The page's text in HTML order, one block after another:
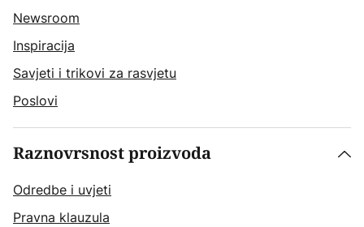
Newsroom
Inspiracija
Savjeti i trikovi za rasvjetu
Poslovi
Raznovrsnost proizvoda
Odredbe i uvjeti
Pravna klauzula